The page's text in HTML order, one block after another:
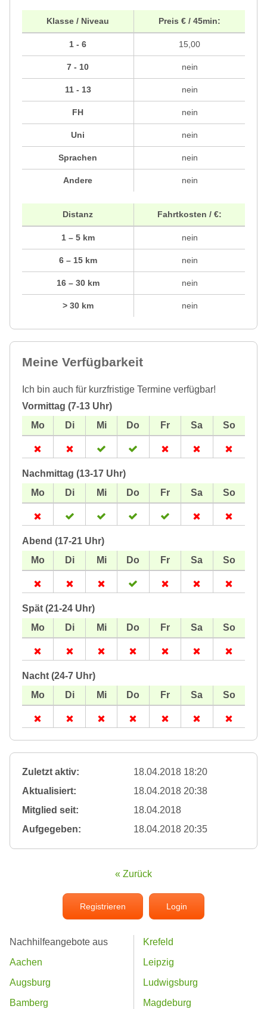
Klasse / Niveau
1 - 6
7 - 10
11 - 13
FH
Uni
Sprachen
Andere
Preis € / 45min:
15,00
nein
nein
nein
nein
nein
nein
Distanz
1 – 5 km
6 – 15 km
16 – 30 km
> 30 km
Fahrtkosten / €:
nein
nein
nein
nein
Meine Verfügbarkeit
Ich bin auch für kurzfristige Termine verfügbar!
Vormittag (7-13 Uhr)
Nachmittag (13-17 Uhr)
Abend (17-21 Uhr)
Spät (21-24 Uhr)
Nacht (24-7 Uhr)
Zuletzt aktiv:
18.04.2018 18:20
Aktualisiert:
18.04.2018 20:38
Mitglied seit:
18.04.2018
Aufgegeben:
18.04.2018 20:35
« Zurück
Registrieren Login
Nachhilfeangebote aus
Aachen
Augsburg
Bamberg
Krefeld
Leipzig
Ludwigsburg
Magdeburg